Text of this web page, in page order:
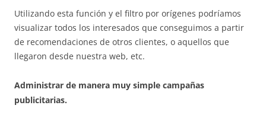
Utilizando esta función y el filtro por orígenes podríamos
visualizar todos los interesados que conseguimos a partir
de recomendaciones de otros clientes, o aquellos que
llegaron desde nuestra web, etc.
Administrar de manera muy simple campañas
publicitarias.